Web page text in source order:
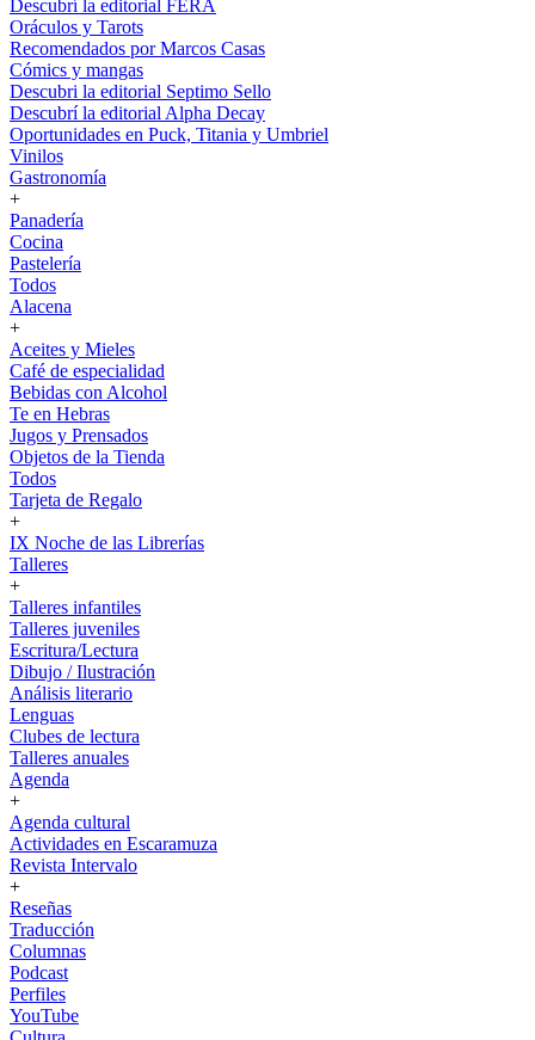
Descubrí la editorial FERA
Oráculos y Tarots
Recomendados por Marcos Casas
Cómics y mangas
Descubri la editorial Septimo Sello
Descubrí la editorial Alpha Decay
Oportunidades en Puck, Titania y Umbriel
Vinilos
Gastronomía
+
Panadería
Cocina
Pastelería
Todos
Alacena
+
Aceites y Mieles
Café de especialidad
Bebidas con Alcohol
Te en Hebras
Jugos y Prensados
Objetos de la Tienda
Todos
Tarjeta de Regalo
+
IX Noche de las Librerías
Talleres
+
Talleres infantiles
Talleres juveniles
Escritura/Lectura
Dibujo / Ilustración
Análisis literario
Lenguas
Clubes de lectura
Talleres anuales
Agenda
+
Agenda cultural
Actividades en Escaramuza
Revista Intervalo
+
Reseñas
Traducción
Columnas
Podcast
Perfiles
YouTube